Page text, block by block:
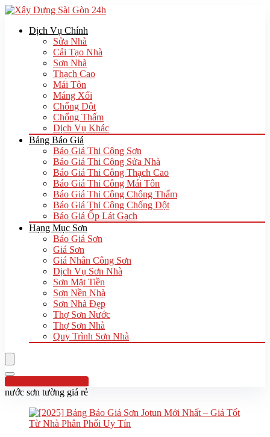
Dịch Vụ Chính
Sửa Nhà
Cải Tạo Nhà
Sơn Nhà
Thạch Cao
Mái Tôn
Máng Xối
Chống Dột
Chống Thấm
Dịch Vụ Khác
Bảng Báo Giá
Báo Giá Thi Công Sơn
Báo Giá Thi Công Sửa Nhà
Báo Giá Thi Công Thạch Cao
Báo Giá Thi Công Mái Tôn
Báo Giá Thi Công Chống Thấm
Báo Giá Thi Công Chống Dột
Báo Giá Ốp Lát Gạch
Hạng Mục Sơn
Báo Giá Sơn
Giá Sơn
Giá Nhân Công Sơn
Dịch Vụ Sơn Nhà
Sơn Mặt Tiền
Sơn Nền Nhà
Sơn Nhà Đẹp
Thợ Sơn Nước
Thợ Sơn Nhà
Quy Trình Sơn Nhà
Hotline:0961 894 472
nước sơn tường giá rẻ